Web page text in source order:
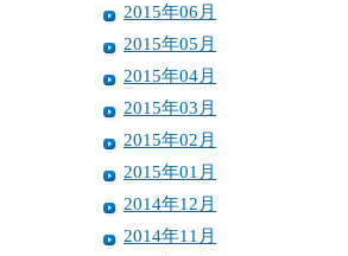
2015年06月
2015年05月
2015年04月
2015年03月
2015年02月
2015年01月
2014年12月
2014年11月